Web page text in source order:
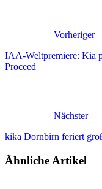
Vorheriger
IAA-Weltpremiere: Kia
Proceed
Nächster
kika Dornbirn feriert
Ähnliche Artikel